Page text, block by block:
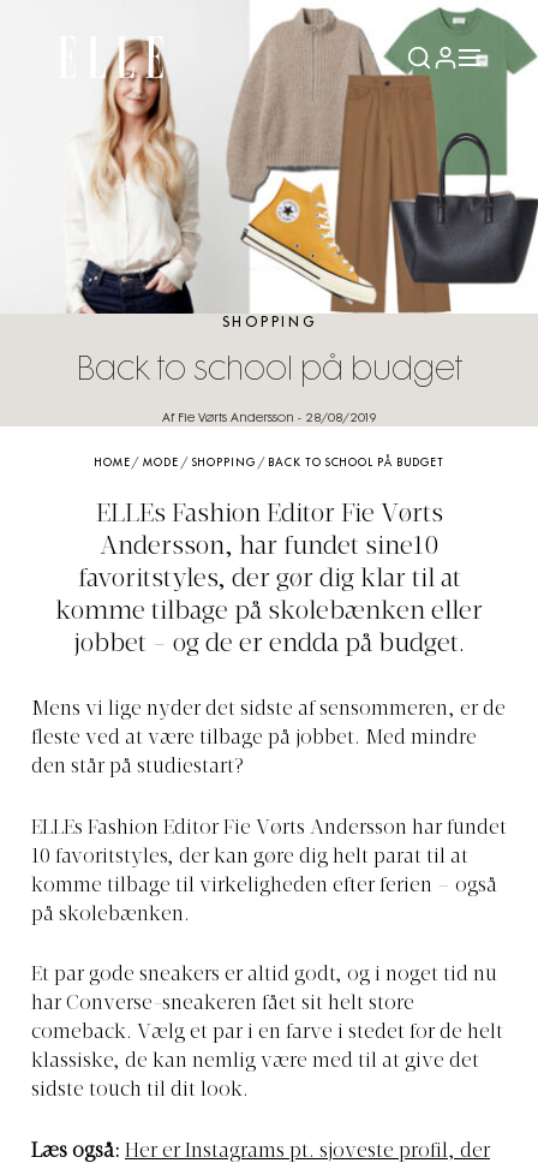
SHOPPING
Back to school på budget
Af Fie Vørts Andersson - 28/08/2019
HOME /MODE / SHOPPING / BACK TO SCHOOL PÅ BUDGET
ELLEs Fashion Editor Fie Vørts
Andersson, har fundet sine10
favoritstyles, der gør dig klar til at
komme tilbage på skolebænken eller
jobbet - og de er endda på budget.
Mens vi lige nyder det sidste af sensommeren, er de
fleste ved at være tilbage på jobbet. Med mindre
den står på studiestart?
ELLEs Fashion Editor Fie Vørts Andersson har fundet
10 favoritstyles, der kan gøre dig helt parat til at
komme tilbage til virkeligheden efter ferien – også
på skolebænken.
Et par gode sneakers er altid godt, og i noget tid nu
har Converse-sneakeren fået sit helt store
comeback. Vælg et par i en farve i stedet for de helt
klassiske, de kan nemlig være med til at give det
sidste touch til dit look.
Læs også: Her er Instagrams pt. sjoveste profil, der